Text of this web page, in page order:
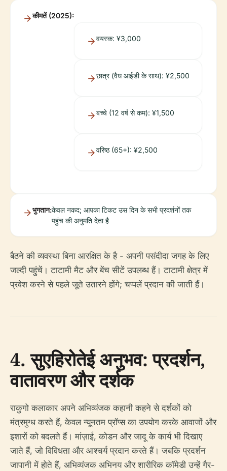
कीमतें (2025):
वयस्क: ¥3,000
छात्र (वैध आईडी के साथ): ¥2,500
बच्चे (12 वर्ष से कम): ¥1,500
वरिष्ठ (65+): ¥2,500
भुगतान:केवल नकद; आपका टिकट उस दिन के सभी प्रदर्शनों तक
पहुंच की अनुमति देता है
बैठने की व्यवस्था बिना आरक्षित के है - अपनी पसंदीदा जगह के लिए
जल्दी पहुंचें। टाटामी मैट और बेंच सीटें उपलब्ध हैं। टाटामी क्षेत्र में
प्रवेश करने से पहले जूते उतारने होंगे; चप्पलें प्रदान की जाती हैं।
4. सुएहिरोतेई अनुभव: प्रदर्शन,
वातावरण और दर्शक
राकुगो कलाकार अपने अभिव्यंजक कहानी कहने से दर्शकों को
मंत्रमुग्ध करते हैं, केवल न्यूनतम प्रॉप्स का उपयोग करके आवाजों और
इशारों को बदलते हैं। मांज़ाई, कोडन और जादू के कार्य भी दिखाए
जाते हैं, जो विविधता और आश्चर्य प्रदान करते हैं। जबकि प्रदर्शन
जापानी में होते हैं, अभिव्यंजक अभिनय और शारीरिक कॉमेडी उन्हें गैर-